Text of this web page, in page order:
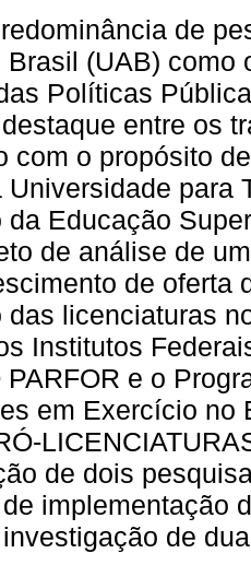
de
Brasil (UAB) como
Políticas
entre os
com o propósito
Universidade para
da Educação
de análise de
de oferta
das licenciaturas
Institutos
PARFOR e o
em Exercício no
de dois
implementação
de